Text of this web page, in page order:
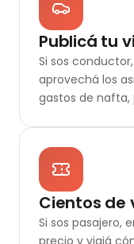
Publicá tu
Si sos
aprovechá los
gastos de
Cientos de
Si sos pasajero,